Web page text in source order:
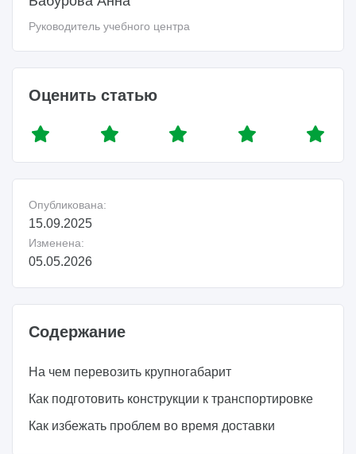
Руководитель учебного центра
Оценить статью
Опубликована:
15.09.2025
Изменена:
05.05.2026
Содержание
На чем перевозить крупногабарит
Как подготовить конструкции к транспортировке
Как избежать проблем во время доставки